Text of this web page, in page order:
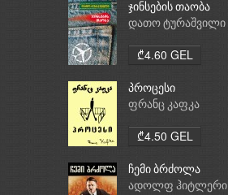
ჯინსების თაობა
დათო ტურაშვილი
₾4.60 GEL
პროცესი
ფრანც კაფკა
₾4.50 GEL
ჩემი ბრძოლა
ადოლფ ჰიტლერი